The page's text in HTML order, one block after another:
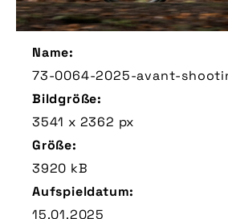
Name:
73-0064-2025-avant-
Bildgröße:
3541 x 2362 px
Größe:
3920 kB
Aufspieldatum:
15.01.2025